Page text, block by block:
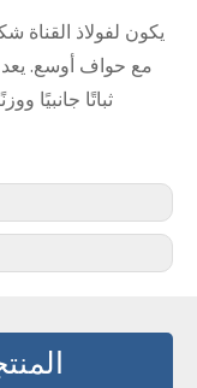
مع حواف أوسع. يعد